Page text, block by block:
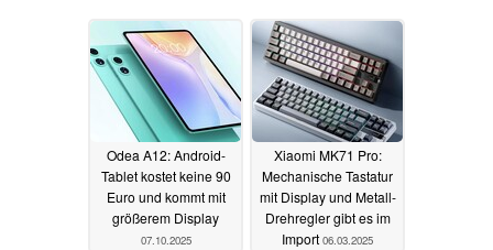
Odea A12: Android-
Tablet kostet keine 90
Euro und kommt mit
größerem Display
07.10.2025
Xiaomi MK71 Pro:
Mechanische Tastatur
mit Display und Metall-
Drehregler gibt es im
Import 06.03.2025